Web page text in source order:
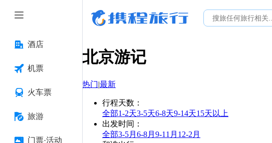
酒店
机票
火车票
旅游
门票·活动
北京游记
热门|最新
行程天数 ：
全部1-2天3-5天6-8天9-14天15天以上
出发时间 ：
全部3-5月 6-8月 9-11月 12-2月